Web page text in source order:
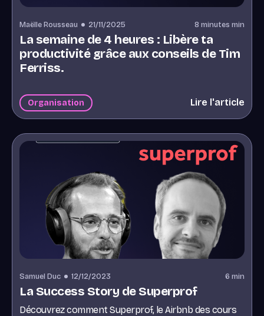
Maëlle Rousseau 21/11/2025 8 minutes min
La semaine de 4 heures : Libère ta
productivité grâce aux conseils de Tim
Ferriss.
Organisation Lire l'article
Samuel Duc 12/12/2023 6 min
La Success Story de Superprof
Découvrez comment Superprof, le Airbnb des cours